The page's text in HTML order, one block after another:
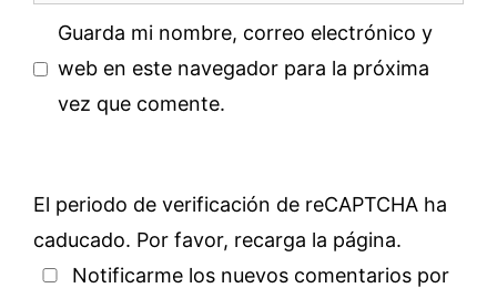
Guarda mi nombre, correo electrónico y
web en este navegador para la próxima
vez que comente.
El periodo de verificación de reCAPTCHA ha
caducado. Por favor, recarga la página.
Notificarme los nuevos comentarios por